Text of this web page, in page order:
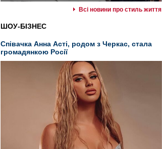
Всі новини про стиль життя
ШОУ-БІЗНЕС
Співачка Анна Асті, родом з Черкас, стала
громадянкою Росії